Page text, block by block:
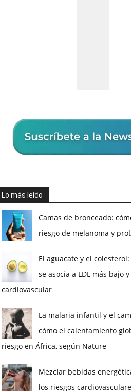
Lo más leído
Camas de bronceado:
riesgo de melanoma y
El aguacate y el
se asocia a LDL más bajo
cardiovascular
La malaria infantil y el
cómo el calentamiento
riesgo en África, según Nature
Mezclar bebidas
los riesgos